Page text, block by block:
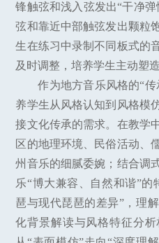
锋触弦和浅入弦发出“干净
弦和靠近中部触弦发出颗粒
生在练习中录制不同板式的
及时调整，培养学生主动塑
作为地方音乐风格的“
养学生从风格认知到风格模
接文化传承的需求。在教学
区的地理环境、民俗活动、
州音乐的细腻委婉；结合调
乐“博大兼容、自然和谐”
琶与现代琵琶的差异”，理
化背景解读与风格特征分